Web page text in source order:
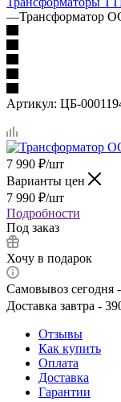
—Трансформатор
Артикул: ЦБ-
7 990 ₽/шт
Варианты цен
7 990 ₽/шт
Подробности
Под заказ
Хочу в подарок
Самовывоз сегодня
Доставка завтра -
Отзывы
Как купить
Оплата
Доставка
Гарантии